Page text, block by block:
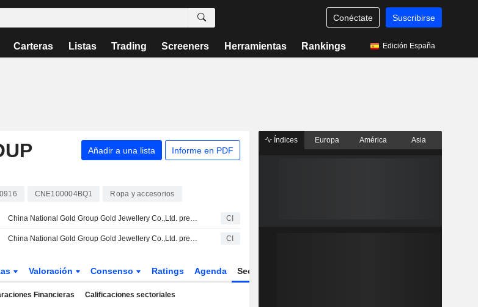
Conéctate Suscribirse
Carteras Listas Trading Screeners Herramientas Rankings Edición España
Añadir a una lista Informe en PDF
CNE100004BQ1 Ropa y accesorios
China National Gold Group Gold Jewellery Co.,Ltd. presenta sus resultados financieros del primer trimestre finalizado el 31 de marzo de 2026 CI
China National Gold Group Gold Jewellery Co.,Ltd. presenta sus resultados anuales correspondientes al ejercicio cerrado el 31 de diciembre de 2025 CI
Valoración Consenso Ratings Agenda Sector
Financieras Calificaciones sectoriales
Índices Europa América Asia